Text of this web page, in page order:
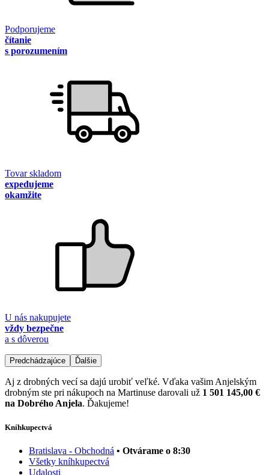
Podporujeme
čítanie
s porozumením
Tovar skladom
expedujeme
okamžite
U nás nakupujete
vždy bezpečne
a s dôverou
Predchádzajúce Ďalšie
Aj z drobných vecí sa dajú urobiť veľké. Vďaka vašim Anjelským
drobným ste pri nákupoch na Martinuse darovali už 1 501 145,00 €
na Dobrého Anjela. Ďakujeme!
Kníhkupectvá
Bratislava - Obchodná • Otvárame o 8:30
Všetky kníhkupectvá
Udalosti